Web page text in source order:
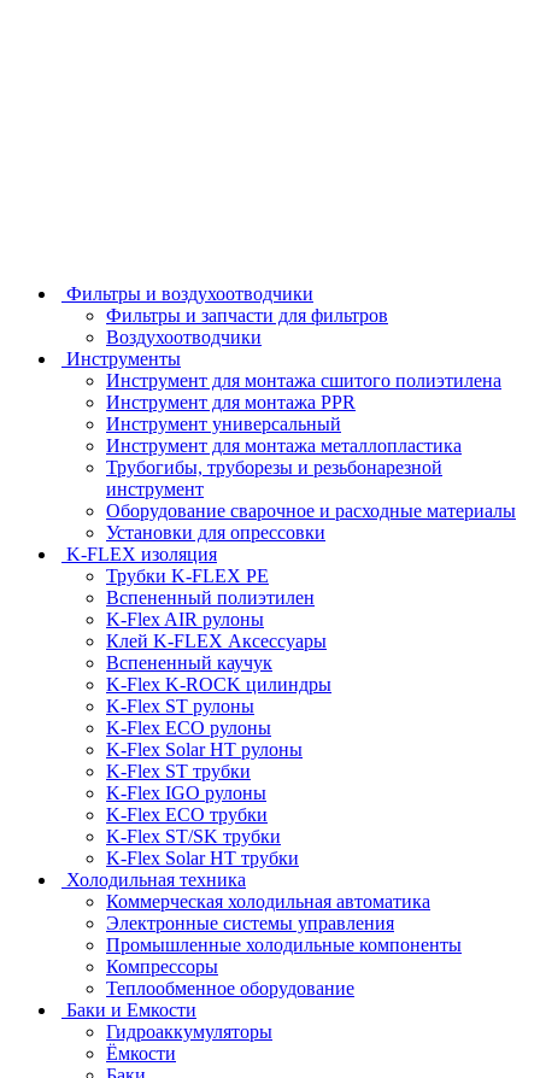
Фильтры и воздухоотводчики
Фильтры и запчасти для фильтров
Воздухоотводчики
Инструменты
Инструмент для монтажа сшитого полиэтилена
Инструмент для монтажа PPR
Инструмент универсальный
Инструмент для монтажа металлопластика
Трубогибы, труборезы и резьбонарезной
инструмент
Оборудование сварочное и расходные материалы
Установки для опрессовки
K-FLEX изоляция
Трубки K-FLEX PE
Вспененный полиэтилен
K-Flex AIR рулоны
Клей K-FLEX Аксессуары
Вспененный каучук
K-Flex K-ROCK цилиндры
K-Flex ST рулоны
K-Flex ECO рулоны
K-Flex Solar HT рулоны
K-Flex ST трубки
K-Flex IGO рулоны
K-Flex ECO трубки
K-Flex ST/SK трубки
K-Flex Solar HT трубки
Холодильная техника
Коммерческая холодильная автоматика
Электронные системы управления
Промышленные холодильные компоненты
Компрессоры
Теплообменное оборудование
Баки и Емкости
Гидроаккумуляторы
Ёмкости